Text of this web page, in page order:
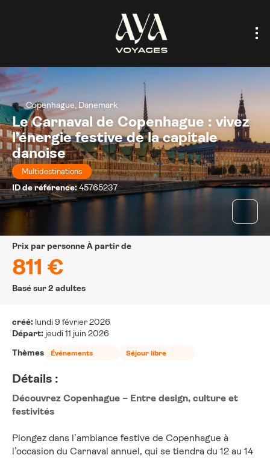
Copenhague, Danemark
Le Carnaval de Copenhague : vivez
l’énergie festive de la capitale
danoise
Multidestinations
ID de référence:45765237
prix par personne À partir de
811 €
Basé sur 2 adultes
créé: lundi 9 février 2026
Départ: jeudi 11 juin 2026
Thèmes
Événements Séjour libre
Détails :
Découvrez Copenhague – Entre design, culture et
festivités
Plongez dans l’ambiance festive de Copenhague à
l’occasion du Carnaval annuel, qui se tiendra du 12 au 14